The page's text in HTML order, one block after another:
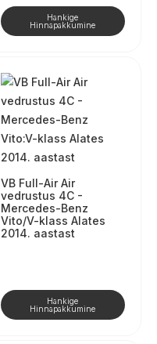
Hankige
Hinnapakkumine
VB Full-Air Air
vedrustus 4C -
Mercedes-Benz
Vito/V-klass Alates
2014. aastast
Hankige
Hinnapakkumine